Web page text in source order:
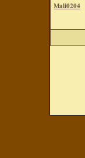
Mali0204